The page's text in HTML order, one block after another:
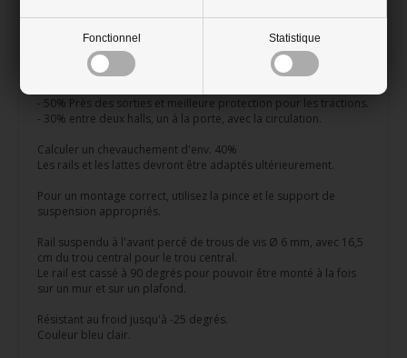
Fonctionnel Statistique
Facile à couper avec une lame dure.
Les lamelles sont disponibles en différentes épaisseurs et
- 50% Près des sorties et meilleure protection pour les tractions.
- 30% entre deux halls, un à la porte, avec la circulation.
Calculer un chevauchement d'env. 40%
Les rails et les lattes devront être adaptés ultérieurement.
Pour un montage correct, utilisez la pince et le support de
suspension appropriés.
Rail suspendu à l'avant percé de trous de vis Ø 6 mm, avec 16,5
cm du trou central pour le trou central.
Le rail est cassé à 90 degrés pour pouvoir être monté à la fois
sur un mur et sur un plafond.
Résistant au froid jusqu'à -25 degrés.
Couleur bleu clair.